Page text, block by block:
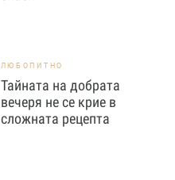
ЛЮБОПИТНО
Тайната на добрата
вечеря не се крие в
сложната рецепта